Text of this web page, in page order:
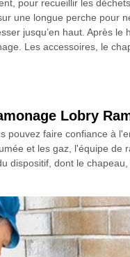
pour recueillir les
une longue perche pour
jusqu’en haut. Après le
Les accessoires, le
Lobry
pouvez faire confiance à
et les gaz, l'équipe de
dispositif, dont le